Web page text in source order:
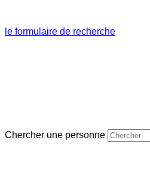
le formulaire de recherche
Chercher une personne